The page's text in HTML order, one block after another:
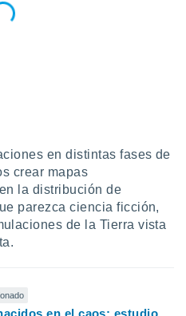
en distintas fases de
crear mapas
la distribución de
parezca ciencia ficción,
de la Tierra vista
en el caos: estudio